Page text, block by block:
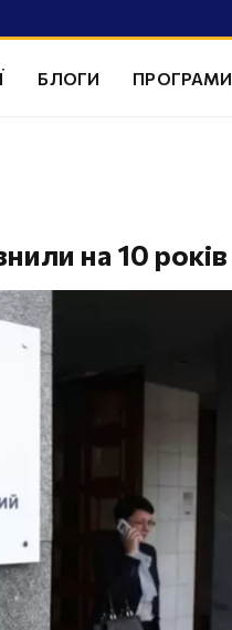
БЛОГИ ПРОГРАМИ
на 10 років